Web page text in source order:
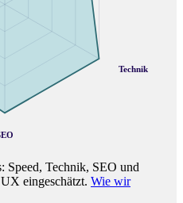
Technik
Speed, Technik, SEO und
eingeschätzt. Wie wir